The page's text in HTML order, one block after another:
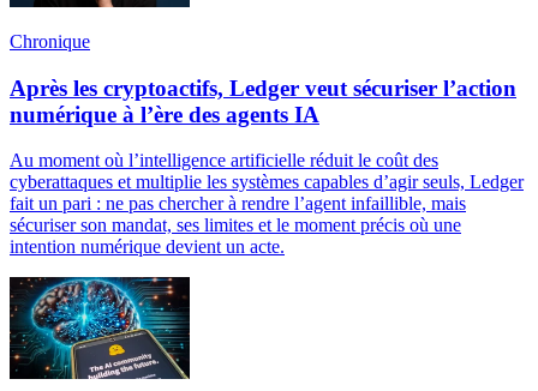
Chronique
Après les cryptoactifs, Ledger veut sécuriser l’action
numérique à l’ère des agents IA
Au moment où l’intelligence artificielle réduit le coût des
cyberattaques et multiplie les systèmes capables d’agir seuls, Ledger
fait un pari : ne pas chercher à rendre l’agent infaillible, mais
sécuriser son mandat, ses limites et le moment précis où une
intention numérique devient un acte.